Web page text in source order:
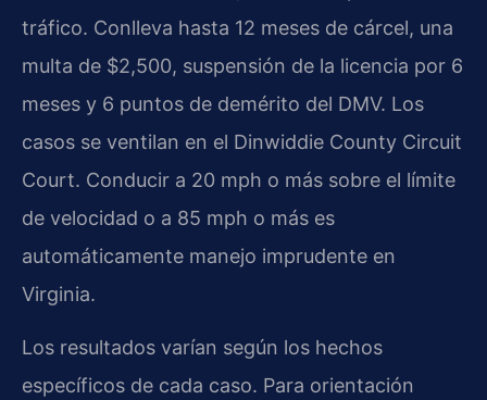
tráfico. Conlleva hasta 12 meses de cárcel, una
multa de $2,500, suspensión de la licencia por 6
meses y 6 puntos de demérito del DMV. Los
casos se ventilan en el Dinwiddie County Circuit
Court. Conducir a 20 mph o más sobre el límite
de velocidad o a 85 mph o más es
automáticamente manejo imprudente en
Virginia.
Los resultados varían según los hechos
específicos de cada caso. Para orientación